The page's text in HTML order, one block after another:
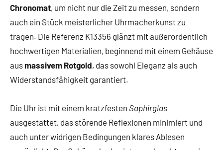
Chronomat, um nicht nur die Zeit zu messen, sondern
auch ein Stück meisterlicher Uhrmacherkunst zu
tragen. Die Referenz K13356 glänzt mit außerordentlich
hochwertigen Materialien, beginnend mit einem Gehäuse
ausmassivem Rotgold, das sowohl Eleganz als auch
Widerstandsfähigkeit garantiert.
Die Uhr ist mit einem kratzfesten Saphirglas
ausgestattet, das störende Reflexionen minimiert und
auch unter widrigen Bedingungen klares Ablesen